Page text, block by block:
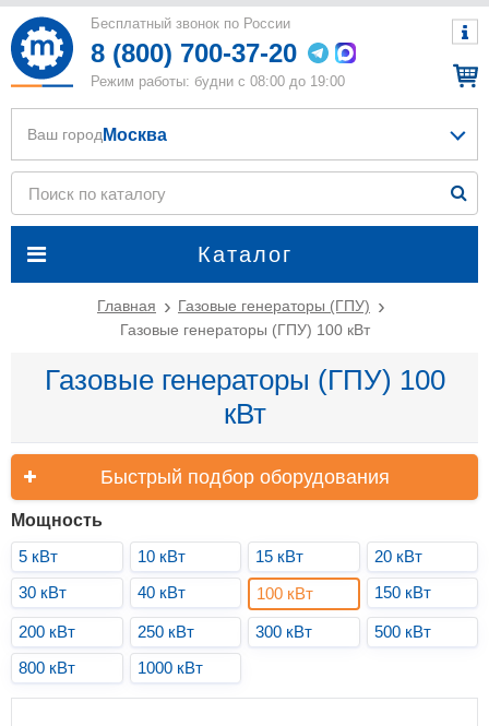
Бесплатный звонок по России
8 (800) 700-37-20
Режим работы: будни с 08:00 до 19:00
Каталог
Ваш город Москва
Главная
Газовые генераторы (ГПУ)
Газовые генераторы (ГПУ) 100 кВт
Газовые генераторы (ГПУ) 100
кВт
Быстрый подбор оборудования
Мощность
5 кВт
10 кВт 15 кВт
20 кВт
30 кВт
40 кВт 100 кВт 150 кВт
200 кВт 250 кВт 300 кВт
500 кВт
800 кВт
1000 кВт